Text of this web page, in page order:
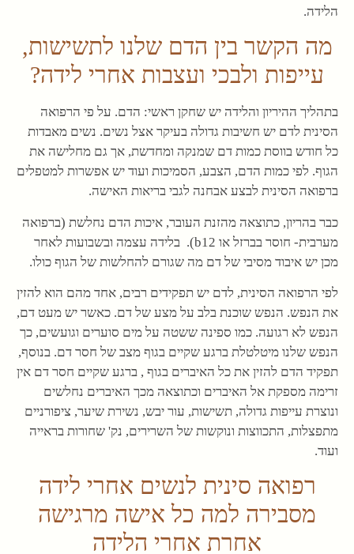
הלידה.
מה הקשר בין הדם שלנו לתשישות,
עייפות ולבכי ועצבות אחרי לידה?
בתהליך ההיריון והלידה יש שחקן ראשי: הדם. על פי הרפואה
הסינית לדם יש חשיבות גדולה בעיקר אצל נשים. נשים מאבדות
כל חודש בווסת כמות דם שמנקה ומחדשת, אך גם מחלישה את
הגוף. לפי כמות הדם, הצבע, הסמיכות ועוד יש אפשרות למטפלים
ברפואה הסינית לבצע אבחנה לגבי בריאות האישה.
כבר בהריון, כתוצאה מהזנת העובר, איכות הדם נחלשת (ברפואה
מערבית- חוסר בברזל או b12). בלידה עצמה ובשבועות לאחר
מכן יש איבוד מסיבי של דם מה שגורם להחלשות של הגוף כולו.
לפי הרפואה הסינית, לדם יש תפקידים רבים, אחד מהם הוא להזין
את הנפש. הנפש שוכנת בלב על מצע של דם. כאשר יש מעט דם,
הנפש לא רגועה. כמו ספינה ששטה על מים סוערים וגועשים, כך
הנפש שלנו מיטלטלת ברגע שקיים בגוף מצב של חסר דם. בנוסף,
תפקיד הדם להזין את כל האיברים בגוף , ברגע שקיים חסר דם אין
זרימה מספקת אל האיברים וכתוצאה מכך האיברים נחלשים
ונוצרת עייפות גדולה, תשישות, עור יבש, נשירת שיער, ציפורניים
מתפצלות, התכווצות ונוקשות של השרירים, נק' שחורות בראייה
ועוד.
רפואה סינית לנשים אחרי לידה
מסבירה למה כל אישה מרגישה
אחרת אחרי הלידה